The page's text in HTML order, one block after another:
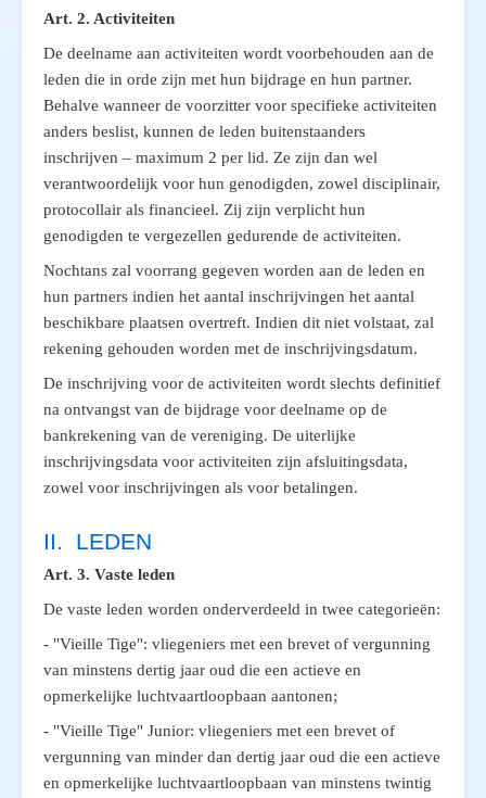
Art. 2. Activiteiten
De deelname aan activiteiten wordt voorbehouden aan de
leden die in orde zijn met hun bijdrage en hun partner.
Behalve wanneer de voorzitter voor specifieke activiteiten
anders beslist, kunnen de leden buitenstaanders
inschrijven – maximum 2 per lid. Ze zijn dan wel
verantwoordelijk voor hun genodigden, zowel disciplinair,
protocollair als financieel. Zij zijn verplicht hun
genodigden te vergezellen gedurende de activiteiten.
Nochtans zal voorrang gegeven worden aan de leden en
hun partners indien het aantal inschrijvingen het aantal
beschikbare plaatsen overtreft. Indien dit niet volstaat, zal
rekening gehouden worden met de inschrijvingsdatum.
De inschrijving voor de activiteiten wordt slechts definitief
na ontvangst van de bijdrage voor deelname op de
bankrekening van de vereniging. De uiterlijke
inschrijvingsdata voor activiteiten zijn afsluitingsdata,
zowel voor inschrijvingen als voor betalingen.
II. LEDEN
Art. 3. Vaste leden
De vaste leden worden onderverdeeld in twee categorieën:
- "Vieille Tige": vliegeniers met een brevet of vergunning
van minstens dertig jaar oud die een actieve en
opmerkelijke luchtvaartloopbaan aantonen;
- "Vieille Tige" Junior: vliegeniers met een brevet of
vergunning van minder dan dertig jaar oud die een actieve
en opmerkelijke luchtvaartloopbaan van minstens twintig